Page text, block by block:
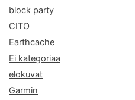
block party
CITO
Earthcache
Ei kategoriaa
elokuvat
Garmin